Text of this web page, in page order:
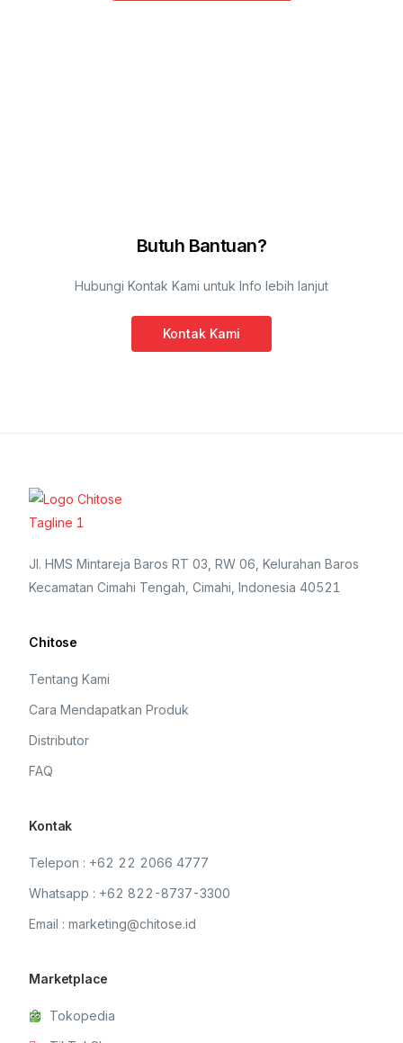
Butuh Bantuan?
Hubungi Kontak Kami untuk Info lebih lanjut
Kontak Kami
Jl. HMS Mintareja Baros RT 03, RW 06, Kelurahan Baros
Kecamatan Cimahi Tengah, Cimahi, Indonesia 40521
Chitose
Tentang Kami
Cara Mendapatkan Produk
Distributor
FAQ
Kontak
Telepon : +62 22 2066 4777
Whatsapp : +62 822-8737-3300
Email : marketing@chitose.id
Marketplace
Tokopedia